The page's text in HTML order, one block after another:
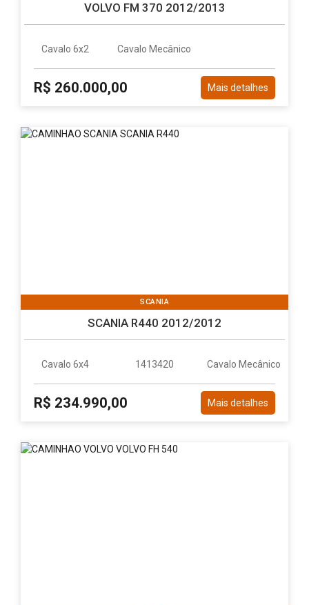
VOLVO FM 370 2012/2013
Cavalo 6x2 Cavalo Mecânico
R$ 260.000,00 Mais detalhes
SCANIA
SCANIA R440 2012/2012
Cavalo 6x4 1413420 Cavalo Mecânico
R$ 234.990,00 Mais detalhes